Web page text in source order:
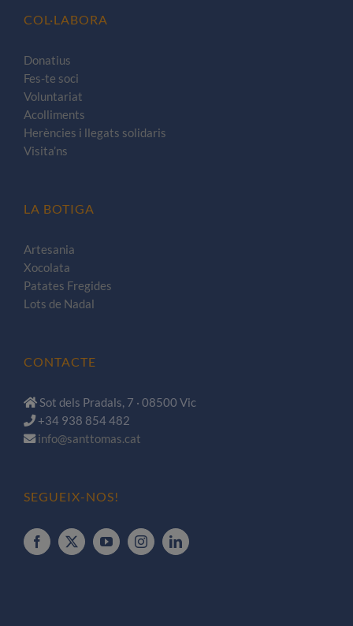
COL·LABORA
Donatius
Fes-te soci
Voluntariat
Acolliments
Herències i llegats solidaris
Visita’ns
LA BOTIGA
Artesania
Xocolata
Patates Fregides
Lots de Nadal
CONTACTE
Sot dels Pradals, 7 · 08500 Vic
+34 938 854 482
info@santtomas.cat
SEGUEIX-NOS!